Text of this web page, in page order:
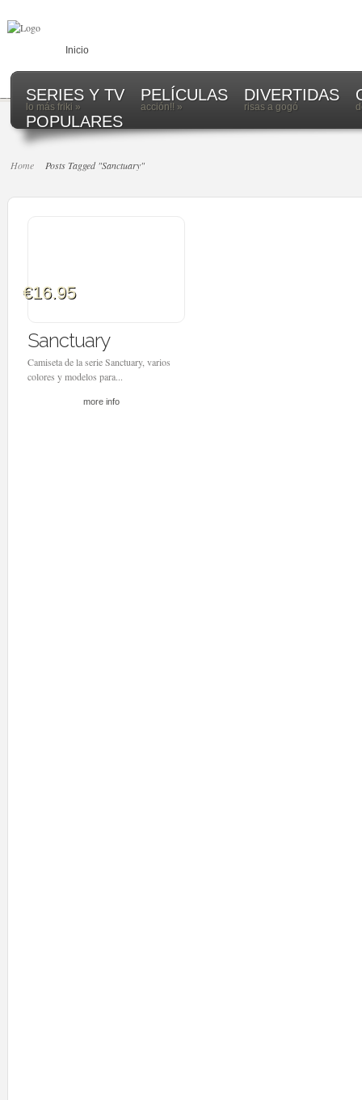
Inicio
SERIES Y TV
lo más friki »
PELÍCULAS
acción!! »
DIVERTIDAS
risas a gogó
POPULARES
Home Posts Tagged "Sanctuary"
€16.95
Sanctuary
Camiseta de la serie Sanctuary, varios
colores y modelos para...
more info